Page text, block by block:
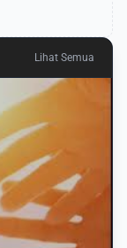
Lihat Semua